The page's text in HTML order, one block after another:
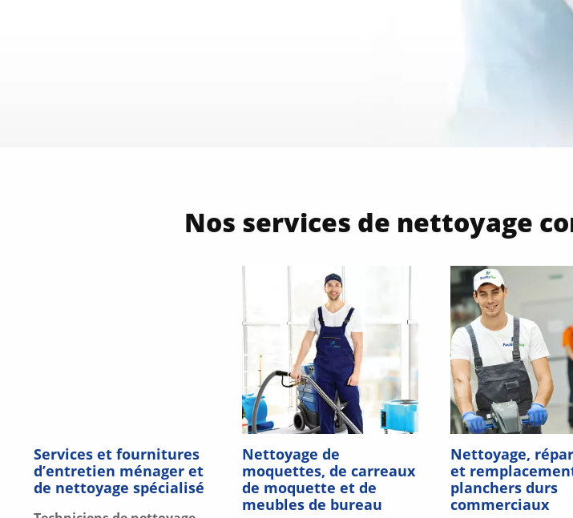
Nos services de nettoyage
Services et fournitures
d’entretien ménager et
de nettoyage spécialisé
Nettoyage de
moquettes, de carreaux
de moquette et de
meubles de bureau
Nettoyage,
et
planchers durs
commerciaux